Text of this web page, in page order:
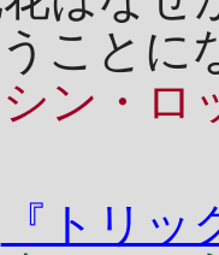
こと
ン・ロ
『トリ